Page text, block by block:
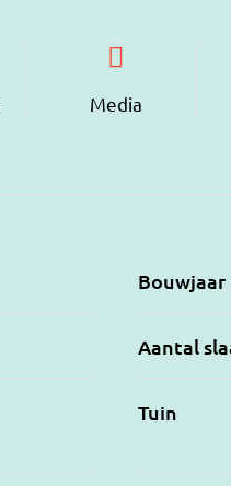
Media
Bouwjaar
Aantal
Tuin